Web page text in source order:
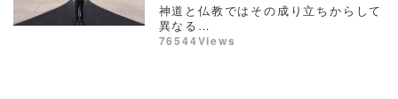
神道と仏教ではその成り立ちからして
異なる…
76544Views